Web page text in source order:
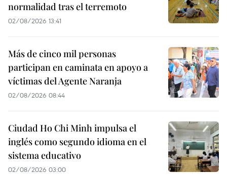
normalidad tras el terremoto
02/08/2026 13:41
Más de cinco mil personas
participan en caminata en apoyo a
víctimas del Agente Naranja
02/08/2026 08:44
Ciudad Ho Chi Minh impulsa el
inglés como segundo idioma en el
sistema educativo
02/08/2026 03:00